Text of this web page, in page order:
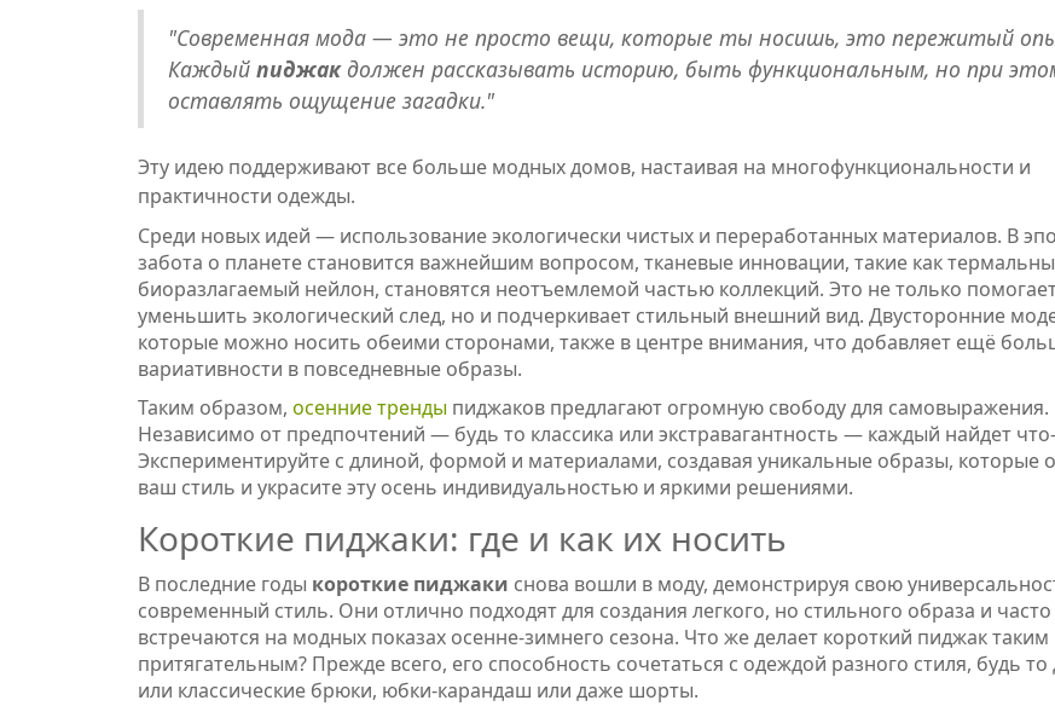
"Современная мода — это не просто вещи, которые ты носишь, это пережитый
Каждый пиджакдолжен рассказывать историю, быть функциональным, но при
оставлять ощущение загадки."
Эту идею поддерживают все больше модных домов, настаивая на многофункциональности и
практичности одежды.
Среди новых идей — использование экологически чистых и переработанных материалов. В
забота о планете становится важнейшим вопросом, тканевые инновации, такие как
биоразлагаемый нейлон, становятся неотъемлемой частью коллекций. Это не только
уменьшить экологический след, но и подчеркивает стильный внешний вид. Двусторонние
которые можно носить обеими сторонами, также в центре внимания, что добавляет ещё
вариативности в повседневные образы.
Таким образом, осенние тренды пиджаков предлагают огромную свободу для самовыражения.
Независимо от предпочтений — будь то классика или экстравагантность — каждый найдет
Экспериментируйте с длиной, формой и материалами, создавая уникальные образы, которые
ваш стиль и украсите эту осень индивидуальностью и яркими решениями.
Короткие пиджаки: где и как их носить
В последние годы короткие пиджаки снова вошли в моду, демонстрируя свою
современный стиль. Они отлично подходят для создания легкого, но стильного образа и часто
встречаются на модных показах осенне-зимнего сезона. Что же делает короткий пиджак таким
притягательным? Прежде всего, его способность сочетаться с одеждой разного стиля, будь
или классические брюки, юбки-карандаш или даже шорты.